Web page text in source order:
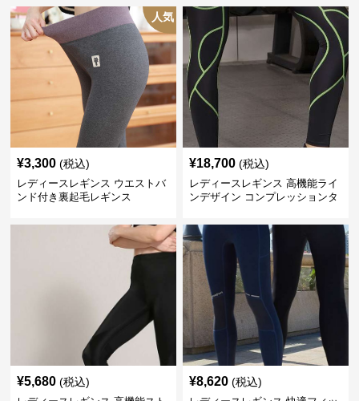
人気
¥3,300 (税込)
レディースレギンス ウエストバ
ンド付き裏起毛レギンス
¥18,700 (税込)
レディースレギンス 高機能ライ
ンデザイン コンプレッションタ
¥5,680 (税込) ¥8,620 (税込)